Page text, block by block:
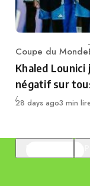
Category
Coupe du Monde
Khaled Lounici
négatif sur
Publié
28 days ago3 min